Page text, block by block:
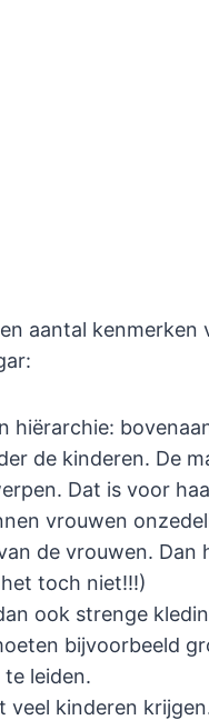
aantal kenmerken
hiërarchie:
de kinderen. De
Dat is voor
vrouwen
de vrouwen. Dan
toch niet!!!)
ook strenge
bijvoorbeeld
leiden.
veel kinderen